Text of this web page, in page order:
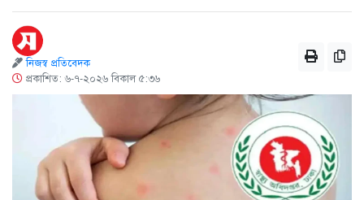
নিজস্ব প্রতিবেদক
প্রকাশিত: ৬-৭-২০২৬ বিকাল ৫:৩৬